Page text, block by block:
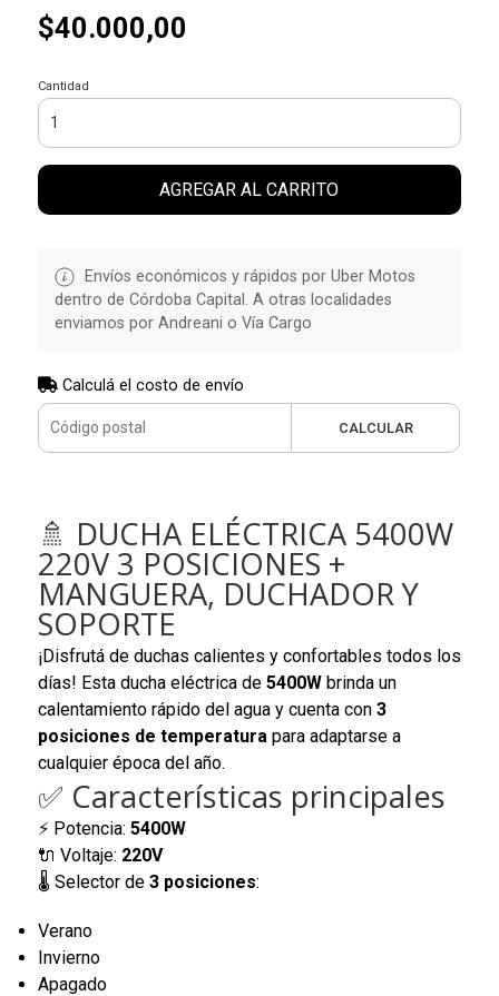
$40.000,00
Cantidad
AGREGAR AL CARRITO
Envíos económicos y rápidos por Uber Motos
dentro de Córdoba Capital. A otras localidades
enviamos por Andreani o Vía Cargo
Calculá el costo de envío
CALCULAR
🚿 DUCHA ELÉCTRICA 5400W
220V 3 POSICIONES +
MANGUERA, DUCHADOR Y
SOPORTE
¡Disfrutá de duchas calientes y confortables todos los
días! Esta ducha eléctrica de 5400Wbrinda un
calentamiento rápido del agua y cuenta con 3
posiciones de temperatura para adaptarse a
cualquier época del año.
✅ Características principales
⚡ Potencia: 5400W
🔌 Voltaje: 220V
🌡️ Selector de 3 posiciones:
Verano
Invierno
Apagado